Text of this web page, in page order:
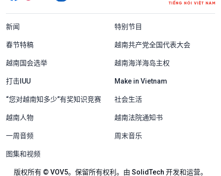
Menu footer tiếng Trung Quốc
新闻 特别节目
春节特稿 越南共产党全国代表大会
越南国会选举 越南海洋海岛主权
打击IUU Make in Vietnam
“您对越南知多少”有奖知识竞赛 社会生活
越南人物 越南法院通知书
一周音频 周末音乐
图集和视频
版权所有 © VOV5。保留所有权利。由 SolidTech 开发和运营。